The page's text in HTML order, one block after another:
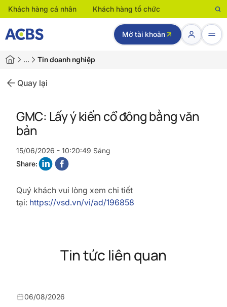
Khách hàng cá nhân Khách hàng tổ chức
Mở tài khoản
… Tin doanh nghiệp
Quay lại
GMC: Lấy ý kiến cổ đông bằng văn
bản
15/06/2026 - 10:20:49 Sáng
Share:
Quý khách vui lòng xem chi tiết
tại: https://vsd.vn/vi/ad/196858
Tin tức liên quan
06/08/2026